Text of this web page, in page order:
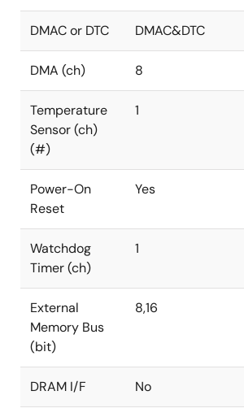
DMAC or DTC DMAC&DTC
DMA (ch) 8
Temperature
Sensor (ch)
(#)
1
Power-On
Reset
Yes
Watchdog
Timer (ch)
1
External
Memory Bus
(bit)
8,16
DRAM I/F No